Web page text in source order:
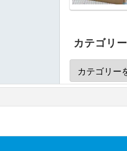
カテゴリー